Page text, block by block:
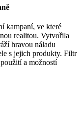
kampaní, ve které
realitou. Vytvořila
hravou náladu
s jejich produkty. Filtr
a možností